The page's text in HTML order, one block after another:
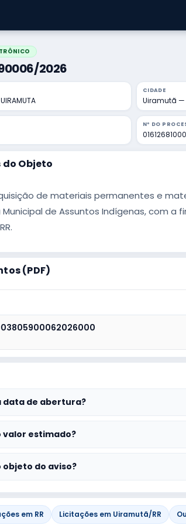
2026
CIDADE
Uiramutã —
Nº DO
Objeto
de materiais permanentes e
de Assuntos Indígenas, com
(PDF)
data de abertura?
valor estimado?
objeto do aviso?
em RR Licitações em Uiramutã/RR